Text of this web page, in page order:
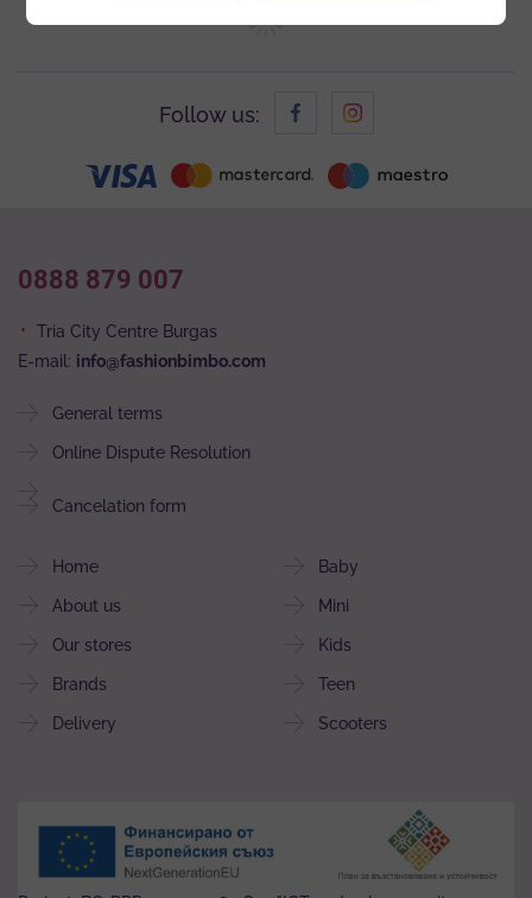
Follow us:
0888 879 007
Tria City Centre Burgas
E-mail: info@fashionbimbo.com
Baby
Mini
Kids
Teen
Scooters
Home
About us
Our stores
Brands
Delivery
General terms
Online Dispute Resolution
Cancelation form